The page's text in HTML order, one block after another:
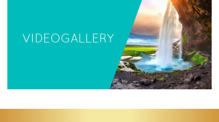
VIDEOGALLERY